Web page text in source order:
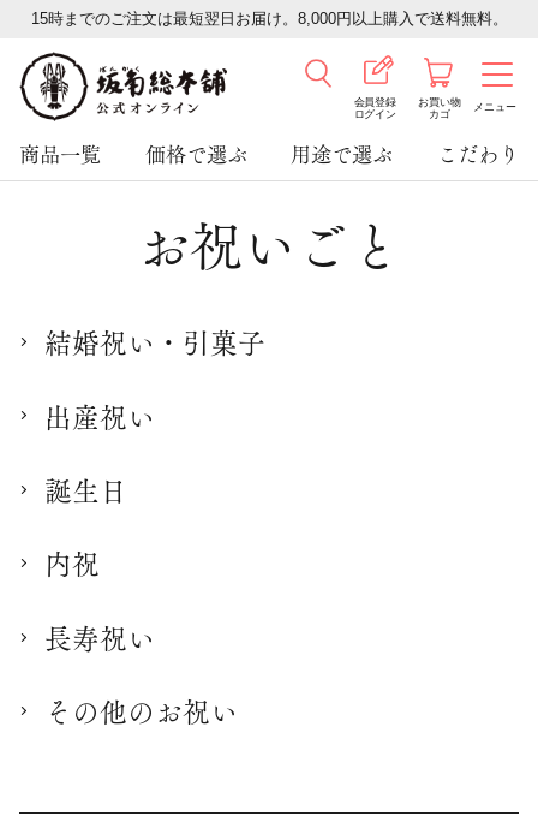
15時までのご注文は最短翌日お届け。8,000円以上購入で送料無料。
会員登録
ログイン
お買い物
カゴ
メニュー
商品一覧 価格で選ぶ 用途で選ぶ こだわり
お祝いごと
結婚祝い・引菓子
出産祝い
誕生日
内祝
長寿祝い
その他のお祝い